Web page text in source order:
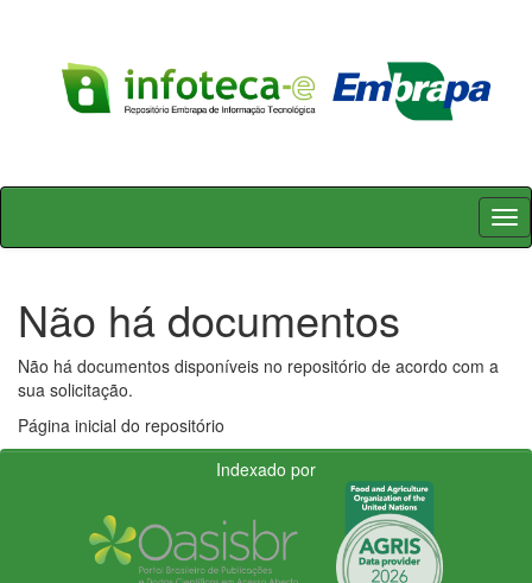
Skip
Não há documentos
Não há documentos disponíveis no repositório de acordo com a
sua solicitação.
Página inicial do repositório
Indexado por